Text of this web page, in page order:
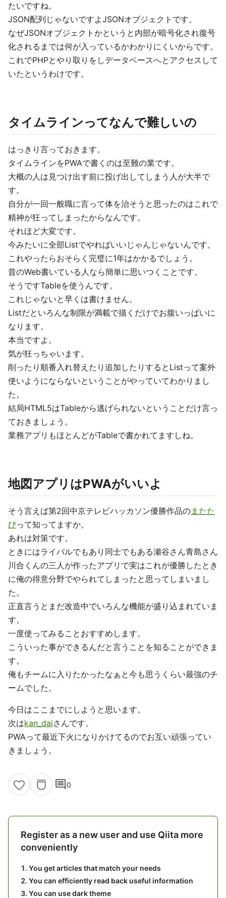
たいですね。
JSON配列じゃないですよJSONオブジェクトです。
なぜJSONオブジェクトかというと内部が暗号化され復号
化されるまでは何が入っているかわかりにくいからです。
これでPHPとやり取りをしデータベースへとアクセスして
いたというわけです。
タイムラインってなんで難しいの
はっきり言っておきます。
タイムラインをPWAで書くのは至難の業です。
大概の人は見つけ出す前に投げ出してしまう人が大半で
す。
自分が一回一般職に言って体を治そうと思ったのはこれで
精神が狂ってしまったからなんです。
それほど大変です。
今みたいに全部Listでやればいいじゃんじゃないんです。
これやったらおそらく完璧に1年はかかるでしょう。
昔のWeb書いている人なら簡単に思いつくことです。
そうですTableを使うんです。
これじゃないと早くは書けません。
Listだといろんな制限が満載で描くだけでお腹いっぱいに
なります。
本当ですよ。
気が狂っちゃいます。
削ったり順番入れ替えたり追加したりするとListって案外
使いようにならないということがやっていてわかりまし
た。
結局HTML5はTableから逃げられないということだけ言っ
ておきましょう。
業務アプリもほとんどがTableで書かれてますしね。
地図アプリはPWAがいいよ
そう言えば第2回中京テレビハッカソン優勝作品のまたた
びって知ってますか。
あれは対策です。
ときにはライバルでもあり同士でもある瀬谷さん青島さん
川合くんの三人が作ったアプリで実はこれが優勝したとき
に俺の得意分野でやられてしまったと思ってしまいまし
た。
正直言うとまだ改造中でいろんな機能が盛り込まれていま
す。
一度使ってみることおすすめします。
こういった事ができるんだと言うことを知ることができま
す。
俺もチームに入りたかったなぁと今も思うくらい最強のチ
ームでした。
今日はここまでにしようと思います。
次はkan_daiさんです。
PWAって最近下火になりかけてるのでお互い頑張ってい
きましょう。
comment0
Register as a new user and use Qiita more
conveniently
You get articles that match your needs
You can efficiently read back useful information
You can use dark theme